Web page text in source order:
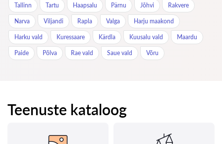
Tallinn Tartu Haapsalu Pärnu Jõhvi Rakvere
Narva Viljandi Rapla Valga Harju maakond
Harku vald Kuressaare Kärdla Kuusalu vald Maardu
Paide Põlva Rae vald Saue vald Võru
Teenuste kataloog